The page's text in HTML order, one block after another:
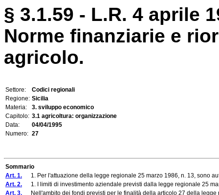
§ 3.1.59 - L.R. 4 aprile
Norme finanziarie e
agricolo.
Settore:
Codici regionali
Regione: Sicilia
Materia:
3. sviluppo economico
Capitolo: 3.1 agricoltura: organizzazione
Data:
04/04/1995
Numero: 27
Sommario
Art. 1. 1. Per l'attuazione della legge regionale 25 marzo 1986, n. 13, sono
Art. 2. 1. I limiti di investimento aziendale previsti dalla legge regionale 25
Art. 3. Nell'ambito dei fondi previsti per le finalità della articolo 27 della legge